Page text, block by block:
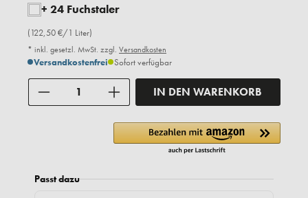
+ 24 Fuchstaler
(122,50 €/1 Liter)
* inkl. gesetzl. MwSt. zzgl. Versandkosten
Versandkostenfrei Sofort verfügbar
IN DEN WARENKORB
Passt dazu